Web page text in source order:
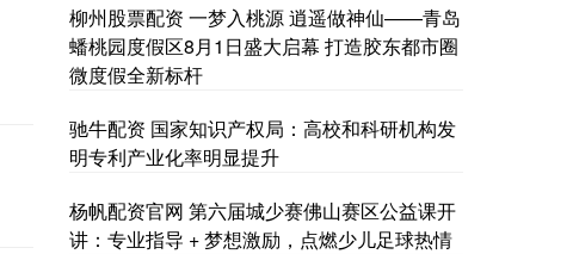
柳州股票配资 一梦入桃源 逍遥做神仙——青岛
蟠桃园度假区8月1日盛大启幕 打造胶东都市圈
微度假全新标杆
驰牛配资 国家知识产权局：高校和科研机构发
明专利产业化率明显提升
杨帆配资官网 第六届城少赛佛山赛区公益课开
讲：专业指导 + 梦想激励，点燃少儿足球热情